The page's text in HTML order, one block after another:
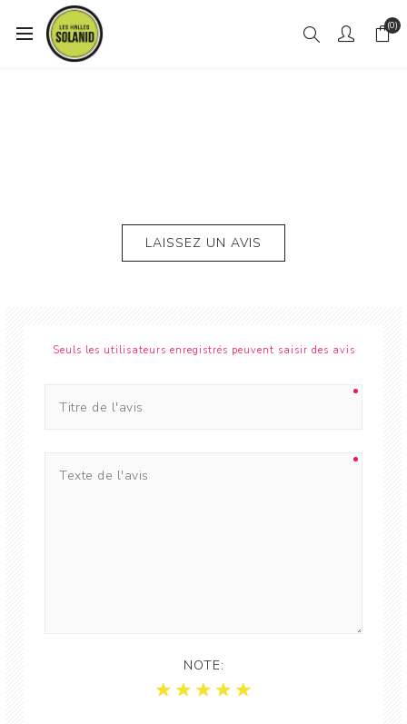
(0)
LAISSEZ UN AVIS
Seuls les utilisateurs enregistrés peuvent saisir des avis
NOTE: